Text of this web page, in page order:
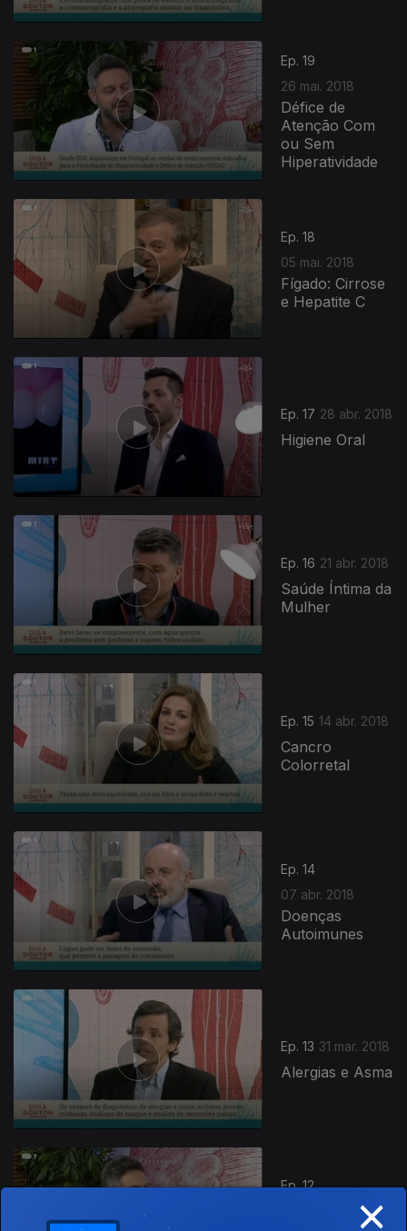
Ep. 19
26 mai. 2018
Défice de
Atenção Com
ou Sem
Hiperatividade
Ep. 18
05 mai. 2018
Fígado: Cirrose
e Hepatite C
Ep. 17 28 abr. 2018
Higiene Oral
Ep. 16 21 abr. 2018
Saúde Íntima da
Mulher
Ep. 15 14 abr. 2018
Cancro
Colorretal
Ep. 14
07 abr. 2018
Doenças
Autoimunes
Ep. 13 31 mar. 2018
Alergias e Asma
Ep. 12
337689
×